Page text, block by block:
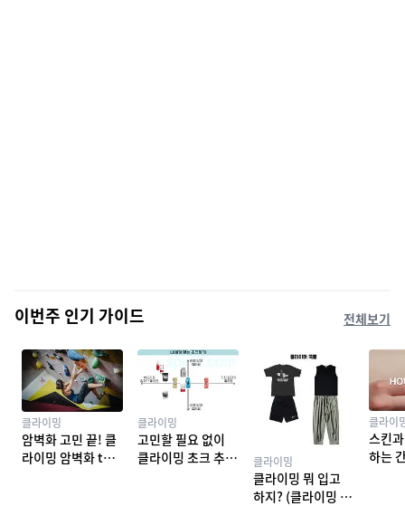
이번주 인기 가이드 전체보기
클라이밍
암벽화 고민 끝! 클
라이밍 암벽화 top
클라이밍
고민할 필요 없이
클라이밍 초크 추천
클라이밍
클라이밍 뭐 입고
하지? (클라이밍 복
클라이
스킨
하는